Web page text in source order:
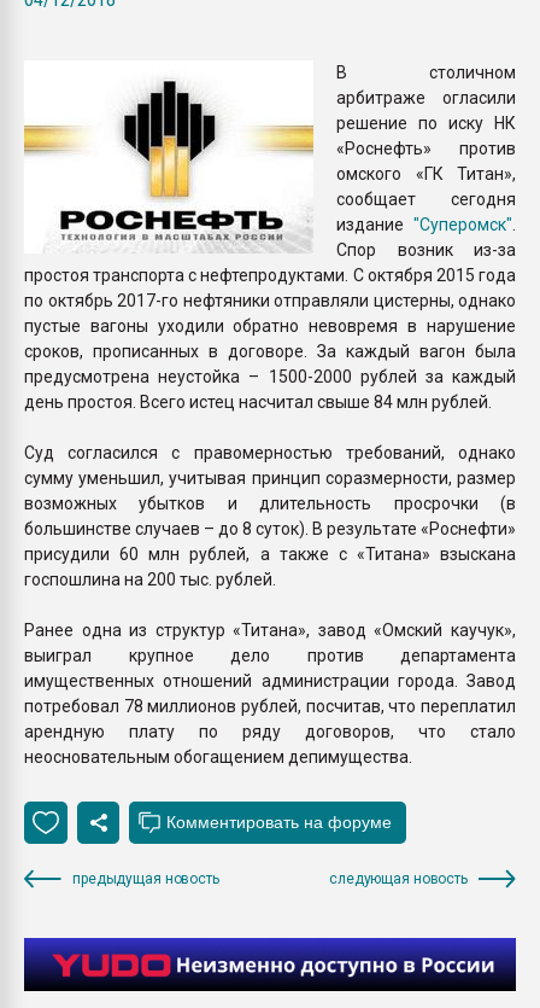
ПЕРЕЙТИ НА
В столичном
арбитраже огласили
решение по иску НК
«Роснефть» против
омского «ГК Титан»,
сообщает сегодня
издание "Суперомск"
Спор возник из-за
простоя транспорта с нефтепродуктами. С октября 2015 года
по октябрь 2017-го нефтяники отправляли цистерны, однако
пустые вагоны уходили обратно невовремя в нарушение
сроков, прописанных в договоре. За каждый вагон была
предусмотрена неустойка – 1500-2000 рублей за каждый
день простоя. Всего истец насчитал свыше 84 млн рублей.
Суд согласился с правомерностью требований, однако
сумму уменьшил, учитывая принцип соразмерности, размер
возможных убытков и длительность просрочки (в
большинстве случаев – до 8 суток). В результате «Роснефти»
присудили 60 млн рублей, а также с «Титана» взыскана
госпошлина на 200 тыс. рублей.
Ранее одна из структур «Титана», завод «Омский каучук»,
выиграл крупное дело против департамента
имущественных отношений администрации города. Завод
потребовал 78 миллионов рублей, посчитав, что переплатил
арендную плату по ряду договоров, что стало
неосновательным обогащением депимущества.
предыдущая новость следующая новость